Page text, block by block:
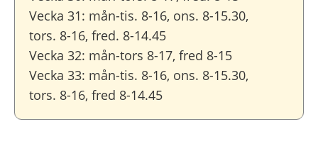
Vecka 31: mån-tis. 8-16, ons. 8-15.30,
tors. 8-16, fred. 8-14.45
Vecka 32: mån-tors 8-17, fred 8-15
Vecka 33: mån-tis. 8-16, ons. 8-15.30,
tors. 8-16, fred 8-14.45